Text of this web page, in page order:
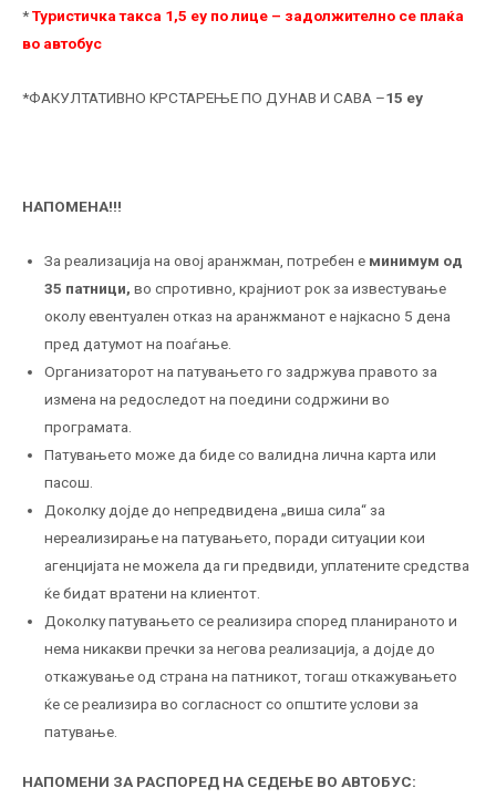
*Туристичка такса 1,5 еу по лице – задолжително се плаќа
во автобус
*ФАКУЛТАТИВНО КРСТАРЕЊЕ ПО ДУНАВ И САВА –15 еу
НАПОМЕНА!!!
За реализација на овој аранжман, потребен е минимум од
35 патници, во спротивно, крајниот рок за известување
околу евентуален отказ на аранжманот е најкасно 5 дена
пред датумот на поаѓање.
Организаторот на патувањето го задржува правото за
измена на редоследот на поедини содржини во
програмата.
Патувањето може да биде со валидна лична карта или
пасош.
Доколку дојде до непредвидена „виша сила“ за
нереализирање на патувањето, поради ситуации кои
агенцијата не можела да ги предвиди, уплатените средства
ќе бидат вратени на клиентот.
Доколку патувањето се реализира според планираното и
нема никакви пречки за негова реализација, а дојде до
откажување од страна на патникот, тогаш откажувањето
ќе се реализира во согласност со општите услови за
патување.
НАПОМЕНИ ЗА РАСПОРЕД НА СЕДЕЊЕ ВО АВТОБУС: